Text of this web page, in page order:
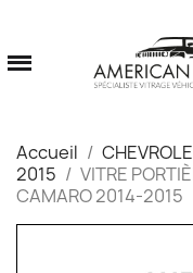
Accueil
2015
VITRE
CAMARO 2014-2015